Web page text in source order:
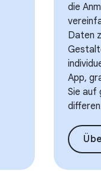
die
Daten
App,
Sie auf